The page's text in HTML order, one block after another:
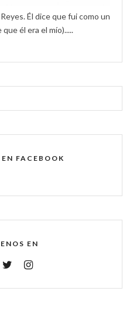
Él dice que fui como un
él era el mío).....
FACEBOOK
EN